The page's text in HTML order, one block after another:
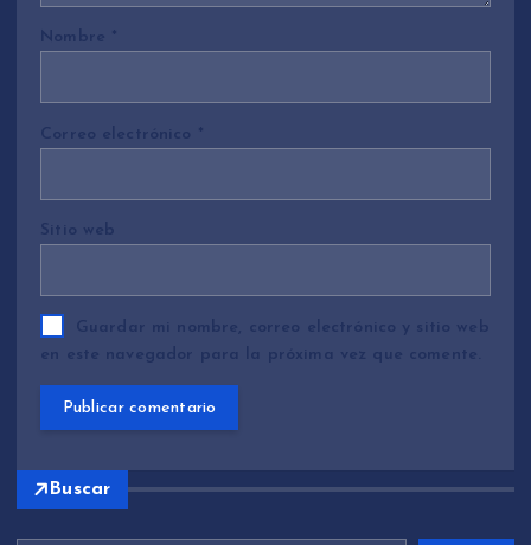
Nombre *
Correo electrónico *
Sitio web
Guardar mi nombre, correo electrónico y sitio web
en este navegador para la próxima vez que comente.
Buscar